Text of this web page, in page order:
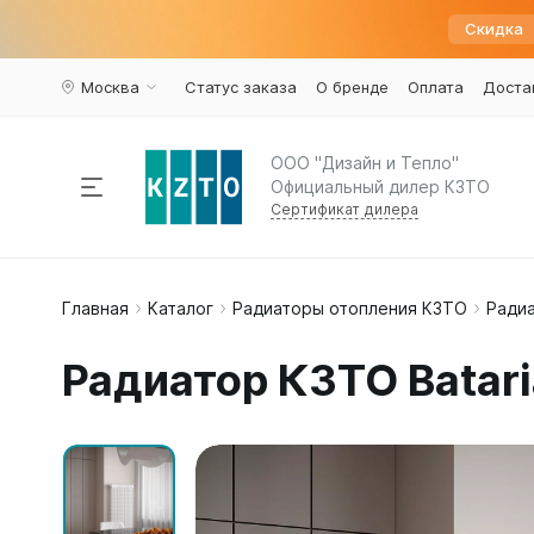
Скидка
Москва Статус заказа О бренде Оплата
ООО "Дизайн и Тепло"
Официальный дилер КЗТО
Сертификат дилера
Радиаторы отопления
Комплектующие
Распродажа
По
Элегант
Вентили
Главная Каталог Радиаторы отопления КЗТО
Радиатор КЗТО